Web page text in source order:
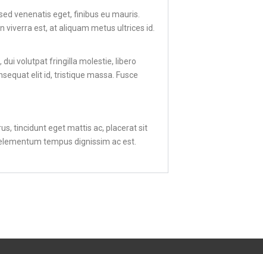
venenatis eget, finibus eu mauris.
viverra est, at aliquam metus ultrices id.
volutpat fringilla molestie, libero
elit id, tristique massa. Fusce
tincidunt eget mattis ac, placerat sit
tempus dignissim ac est.